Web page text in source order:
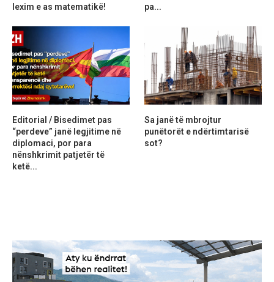
lexim e as matematikë!
pa...
Editorial / Bisedimet pas
“perdeve” janë legjitime në
diplomaci, por para
nënshkrimit patjetër të
ketë...
Sa janë të mbrojtur
punëtorët e ndërtimtarisë
sot?